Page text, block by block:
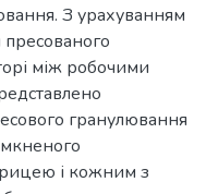
З урахуванням
між робочими
гранулювання
і кожним з